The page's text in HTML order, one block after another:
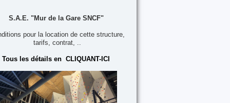
S.A.E. "Mur de la Gare SNCF"
pour la location de cette structure,
tarifs, contrat, ..
Tous les détails en CLIQUANT-ICI